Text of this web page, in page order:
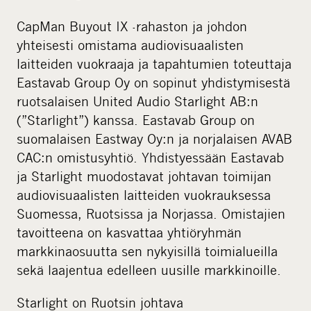
CapMan Buyout IX -rahaston ja johdon
yhteisesti omistama audiovisuaalisten
laitteiden vuokraaja ja tapahtumien toteuttaja
Eastavab Group Oy on sopinut yhdistymisestä
ruotsalaisen United Audio Starlight AB:n
(”Starlight”) kanssa. Eastavab Group on
suomalaisen Eastway Oy:n ja norjalaisen AVAB
CAC:n omistusyhtiö. Yhdistyessään Eastavab
ja Starlight muodostavat johtavan toimijan
audiovisuaalisten laitteiden vuokrauksessa
Suomessa, Ruotsissa ja Norjassa. Omistajien
tavoitteena on kasvattaa yhtiöryhmän
markkinaosuutta sen nykyisillä toimialueilla
sekä laajentua edelleen uusille markkinoille.
Starlight on Ruotsin johtava